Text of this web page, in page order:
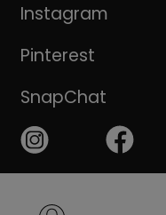
Instagram
Pinterest
SnapChat
Products